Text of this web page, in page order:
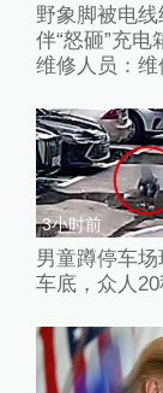
野象脚被电线
伴“怒砸”充电
维修人员：
3小时前
男童蹲停车场
车底，众人